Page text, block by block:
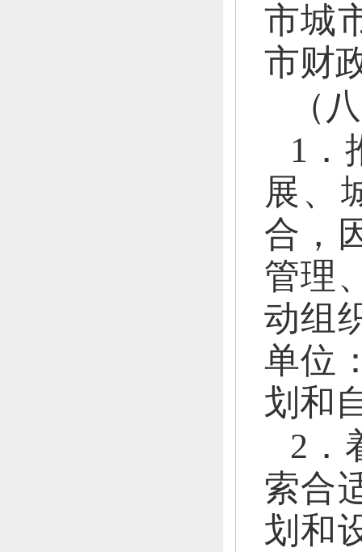
市城
市财
（
1．
展、
合，
管理
动组
单位
划和
2．
索合
划和